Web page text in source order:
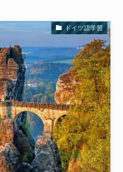
ドイツ語学習